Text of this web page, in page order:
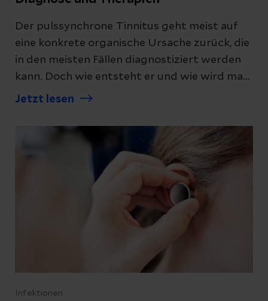
Der pulssynchrone Tinnitus geht meist auf
eine konkrete organische Ursache zurück, die
in den meisten Fällen diagnostiziert werden
kann. Doch wie entsteht er und wie wird man
ihn wieder los?
Jetzt lesen
Infektionen